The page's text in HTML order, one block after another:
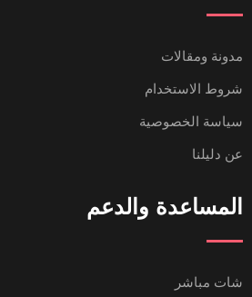
مدونة ومقالات
شروط الاستخدام
سياسة الخصوصية
عن دليلنا
المساعدة والدعم
شات مباشر